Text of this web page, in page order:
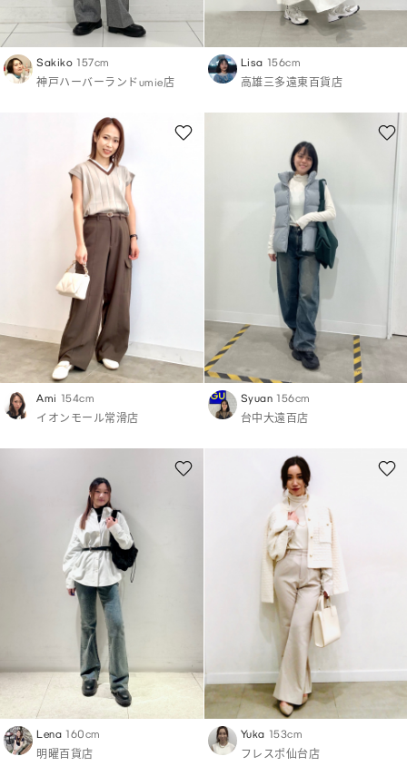
Sakiko 157cm
神戸ハーバーランドumie店
Lisa 156cm
高雄三多遠東百貨店
Ami 154cm
イオンモール常滑店
Syuan 156cm
台中大遠百店
Lena 160cm
明曜百貨店
Yuka 153cm
フレスポ仙台店